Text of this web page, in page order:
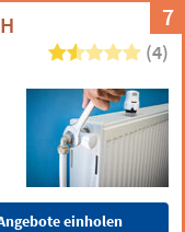
7
(4)
einholen